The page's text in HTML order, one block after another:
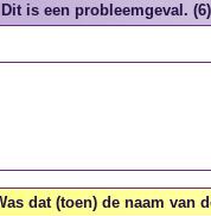
Dit is een probleemgeval. (6)
dat (toen) de naam van